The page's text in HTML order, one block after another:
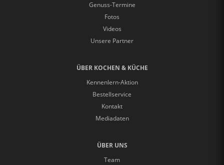
Genuss-Termine
Fotos
Videos
Unsere Partner
ÜBER KOCHEN & KÜCHE
Kennenlern-Aktion
Bestellservice
Kontakt
Mediadaten
ÜBER UNS
Team